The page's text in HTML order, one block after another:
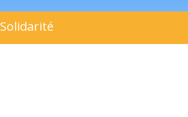
Solidarité